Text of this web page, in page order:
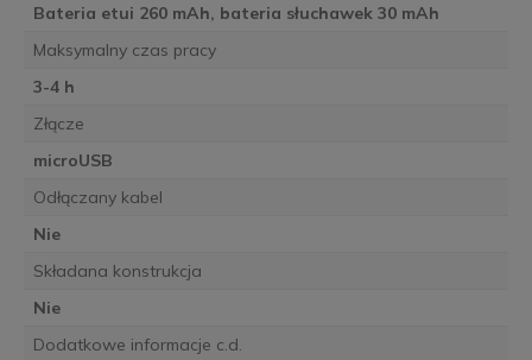
Bateria etui 260 mAh, bateria słuchawek 30 mAh
Maksymalny czas pracy
3-4 h
Złącze
microUSB
Odłączany kabel
Nie
Składana konstrukcja
Nie
Dodatkowe informacje c.d.